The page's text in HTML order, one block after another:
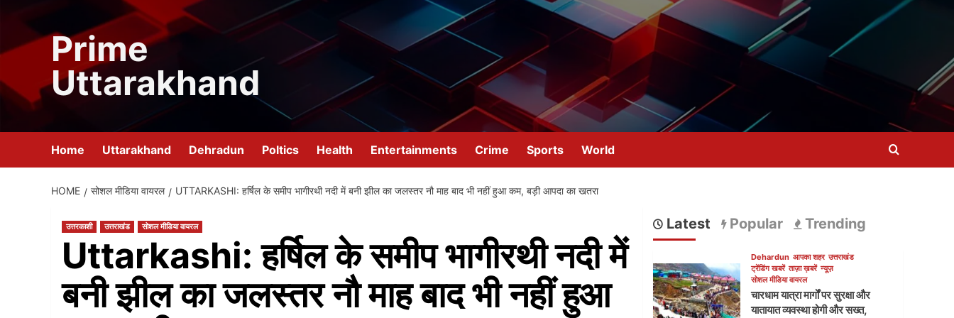
content
Prime
Uttarakhand
Home Uttarakhand Dehradun Poltics Health Entertainments Crime Sports World
HOME सोशल मीडिया वायरल UTTARKASHI: हर्षिल के समीप भागीरथी नदी में बनी झील का जलस्तर नौ माह बाद भी नहीं हुआ कम, बड़ी आपदा का खतरा
उत्तरकाशी उत्तराखंड सोशल मीडिया वायरल
Uttarkashi: हर्षिल के समीप भागीरथी नदी में
बनी झील का जलस्तर नौ माह बाद भी नहीं हुआ
Latest Popular Trending
Dehardun आपका शहर उत्तराखंड
ट्रेंडिंग खबरें ताज़ा ख़बरें न्यूज़
सोशल मीडिया वायरल
चारधाम यात्रा मार्गों पर सुरक्षा और
यातायात व्यवस्था होगी और सख्त,